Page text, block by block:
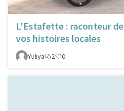
L'Estafette : raconteur de
vos histoires locales
Yuliya
2 0